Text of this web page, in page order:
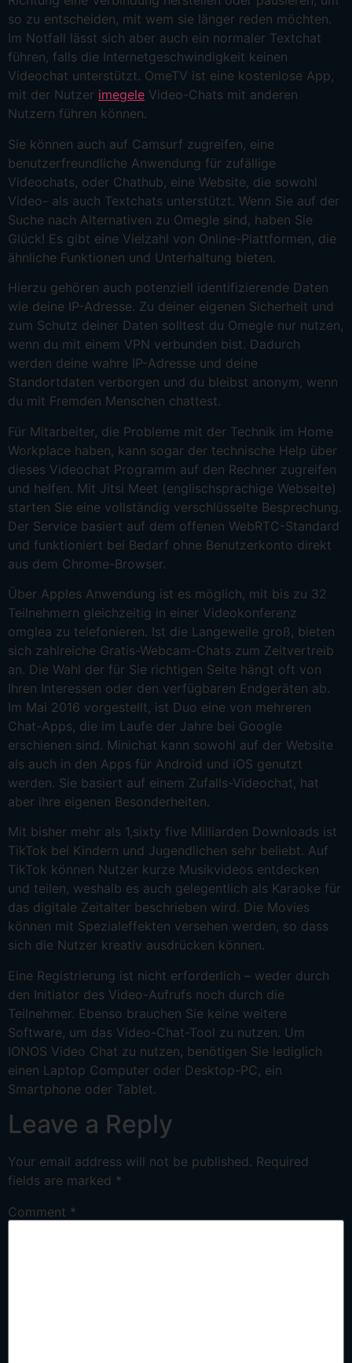
so zu entscheiden, mit wem sie länger reden möchten.
Im Notfall lässt sich aber auch ein normaler Textchat
führen, falls die Internetgeschwindigkeit keinen
Videochat unterstützt. OmeTV ist eine kostenlose App,
mit der Nutzer imegele Video-Chats mit anderen
Nutzern führen können.
Sie können auch auf Camsurf zugreifen, eine
benutzerfreundliche Anwendung für zufällige
Videochats, oder Chathub, eine Website, die sowohl
Video- als auch Textchats unterstützt. Wenn Sie auf der
Suche nach Alternativen zu Omegle sind, haben Sie
Glück! Es gibt eine Vielzahl von Online-Plattformen, die
ähnliche Funktionen und Unterhaltung bieten.
Hierzu gehören auch potenziell identifizierende Daten
wie deine IP-Adresse. Zu deiner eigenen Sicherheit und
zum Schutz deiner Daten solltest du Omegle nur nutzen,
wenn du mit einem VPN verbunden bist. Dadurch
werden deine wahre IP-Adresse und deine
Standortdaten verborgen und du bleibst anonym, wenn
du mit Fremden Menschen chattest.
Für Mitarbeiter, die Probleme mit der Technik im Home
Workplace haben, kann sogar der technische Help über
dieses Videochat Programm auf den Rechner zugreifen
und helfen. Mit Jitsi Meet (englischsprachige Webseite)
starten Sie eine vollständig verschlüsselte Besprechung.
Der Service basiert auf dem offenen WebRTC-Standard
und funktioniert bei Bedarf ohne Benutzerkonto direkt
aus dem Chrome-Browser.
Über Apples Anwendung ist es möglich, mit bis zu 32
Teilnehmern gleichzeitig in einer Videokonferenz
omglea zu telefonieren. Ist die Langeweile groß, bieten
sich zahlreiche Gratis-Webcam-Chats zum Zeitvertreib
an. Die Wahl der für Sie richtigen Seite hängt oft von
Ihren Interessen oder den verfügbaren Endgeräten ab.
Im Mai 2016 vorgestellt, ist Duo eine von mehreren
Chat-Apps, die im Laufe der Jahre bei Google
erschienen sind. Minichat kann sowohl auf der Website
als auch in den Apps für Android und iOS genutzt
werden. Sie basiert auf einem Zufalls-Videochat, hat
aber ihre eigenen Besonderheiten.
Mit bisher mehr als 1,sixty five Milliarden Downloads ist
TikTok bei Kindern und Jugendlichen sehr beliebt. Auf
TikTok können Nutzer kurze Musikvideos entdecken
und teilen, weshalb es auch gelegentlich als Karaoke für
das digitale Zeitalter beschrieben wird. Die Movies
können mit Spezialeffekten versehen werden, so dass
sich die Nutzer kreativ ausdrücken können.
Eine Registrierung ist nicht erforderlich – weder durch
den Initiator des Video-Aufrufs noch durch die
Teilnehmer. Ebenso brauchen Sie keine weitere
Software, um das Video-Chat-Tool zu nutzen. Um
IONOS Video Chat zu nutzen, benötigen Sie lediglich
einen Laptop Computer oder Desktop-PC, ein
Smartphone oder Tablet.
Leave a Reply
Your email address will not be published. Required
fields are marked *
Comment *